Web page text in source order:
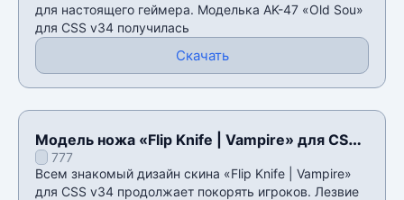
для настоящего геймера. Моделька AK-47 «Old Sou»
для CSS v34 получилась
Скачать
Модель ножа «Flip Knife | Vampire» для CSS
v34777
Всем знакомый дизайн скина «Flip Knife | Vampire»
для CSS v34 продолжает покорять игроков. Лезвие